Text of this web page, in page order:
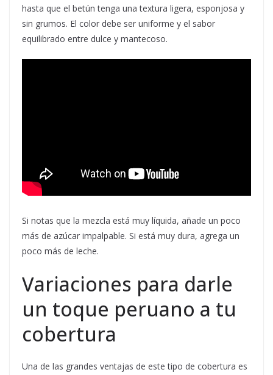
hasta que el betún tenga una textura ligera, esponjosa y
sin grumos. El color debe ser uniforme y el sabor
equilibrado entre dulce y mantecoso.
Si notas que la mezcla está muy líquida, añade un poco
más de azúcar impalpable. Si está muy dura, agrega un
poco más de leche.
Variaciones para darle
un toque peruano a tu
cobertura
Una de las grandes ventajas de este tipo de cobertura es